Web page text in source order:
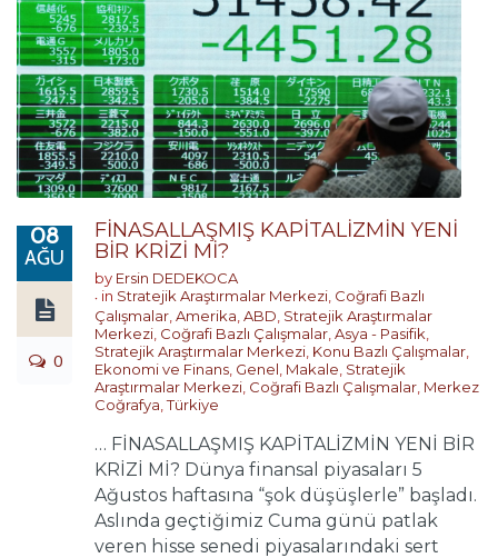
08
AĞU
0
FİNASALLAŞMIŞ KAPİTALİZMİN YENİ
BİR KRİZİ Mİ?
by Ersin DEDEKOCA
in Stratejik Araştırmalar Merkezi Coğrafi Bazlı
Çalışmalar Amerika ABD Stratejik Araştırmalar
Merkezi Coğrafi Bazlı Çalışmalar Asya - Pasifik
Stratejik Araştırmalar Merkezi Konu Bazlı Çalışmalar
Ekonomi ve Finans Genel Makale Stratejik
Araştırmalar Merkezi Coğrafi Bazlı Çalışmalar Merkez
Coğrafya ,Türkiye
… FİNASALLAŞMIŞ KAPİTALİZMİN YENİ BİR
KRİZİ Mİ? Dünya finansal piyasaları 5
Ağustos haftasına “şok düşüşlerle” başladı.
Aslında geçtiğimiz Cuma günü patlak
veren hisse senedi piyasalarındaki sert